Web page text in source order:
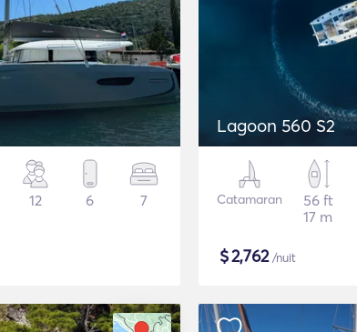
12 6 7
Lagoon 560 S2
Catamaran
56 ft
17 m
$2,762/nuit